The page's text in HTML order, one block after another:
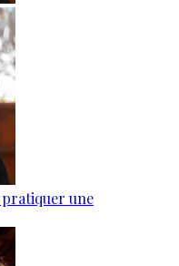
pratiquer une